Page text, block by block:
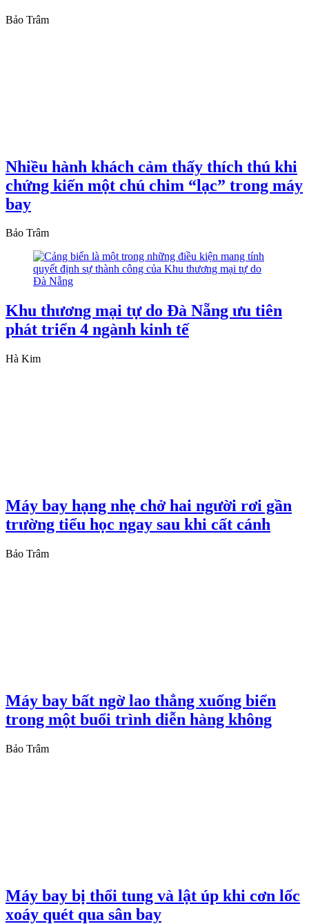
Bảo Trâm
Nhiều hành khách cảm thấy thích thú khi
chứng kiến một chú chim “lạc” trong máy
bay
Bảo Trâm
Khu thương mại tự do Đà Nẵng ưu tiên
phát triển 4 ngành kinh tế
Hà Kim
Máy bay hạng nhẹ chở hai người rơi gần
trường tiểu học ngay sau khi cất cánh
Bảo Trâm
Máy bay bất ngờ lao thẳng xuống biển
trong một buổi trình diễn hàng không
Bảo Trâm
Máy bay bị thổi tung và lật úp khi cơn lốc
xoáy quét qua sân bay